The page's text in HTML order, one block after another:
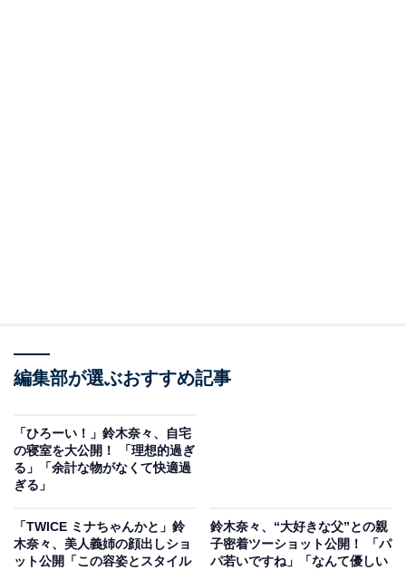
編集部が選ぶおすすめ記事
「ひろーい！」鈴木奈々、自宅
の寝室を大公開！ 「理想的過ぎ
る」「余計な物がなくて快適過
ぎる」
「TWICE ミナちゃんかと」鈴
木奈々、美人義姉の顔出しショ
ット公開「この容姿とスタイル
鈴木奈々、“大好きな父”との親
子密着ツーショット公開！ 「パ
パ若いですね」「なんて優しい